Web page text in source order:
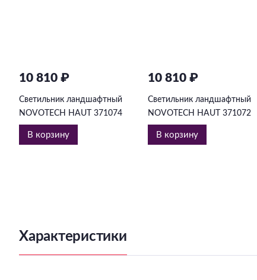
10 810 ₽
Светильник ландшафтный
NOVOTECH HAUT 371074
В корзину
10 810 ₽
Светильник ландшафтный
NOVOTECH HAUT 371072
В корзину
Характеристики